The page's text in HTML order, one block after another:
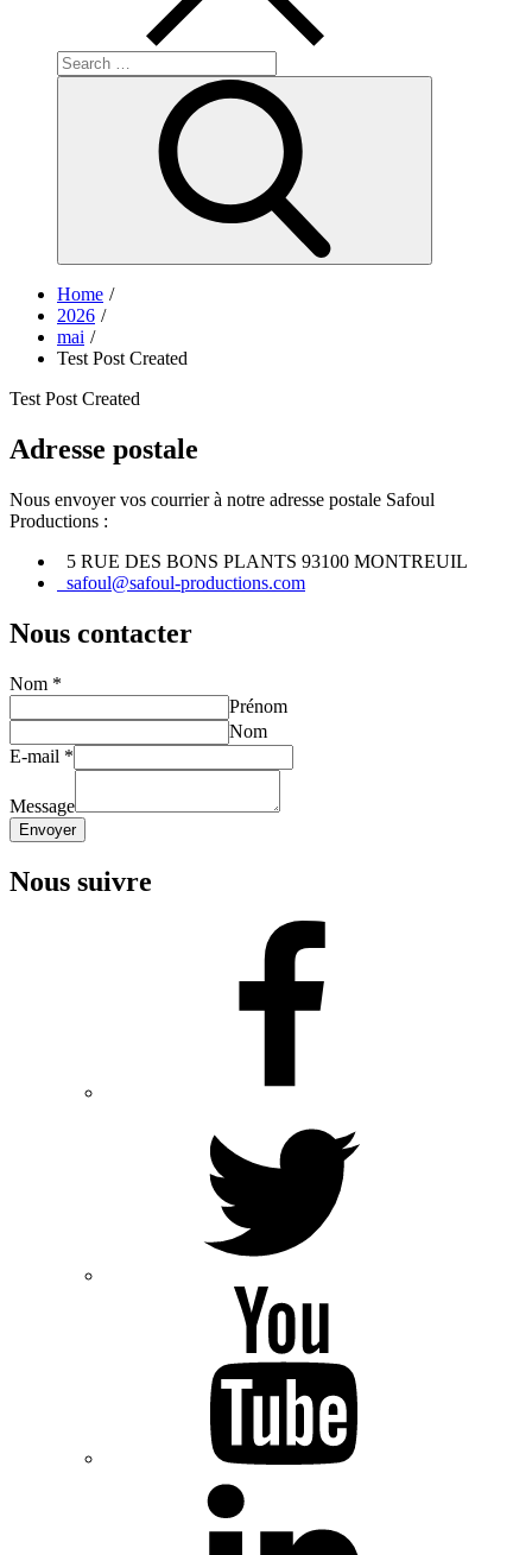
Search
for:
Home
2026
mai
Test Post Created
Test Post Created
Navigation
l’article
Adresse postale
Nous envoyer vos courrier à notre adresse postale Safoul
Productions :
5 RUE DES BONS PLANTS 93100 MONTREUIL
safoul@safoul-productions.com
Nous contacter
Nom *
Prénom
Nom
E-mail *
Message
Envoyer
Nous suivre